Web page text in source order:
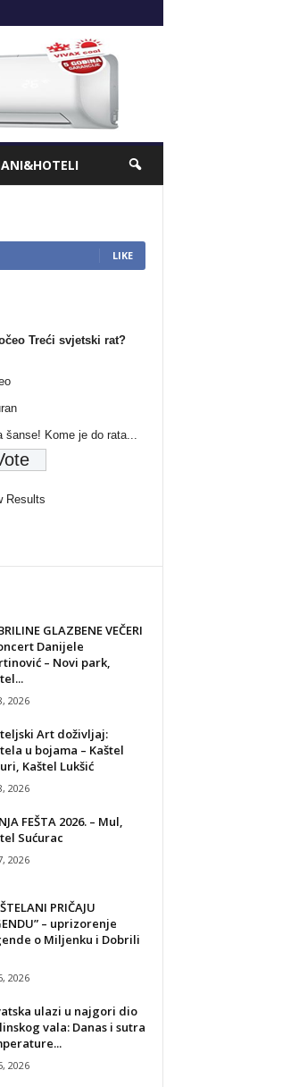
LIKE
Treći svjetski rat?
šanse! Kome je do rata...
Results
GLAZBENE VEČERI
Danijele
– Novi park,
2026
Art doživljaj:
u bojama – Kaštel
Kaštel Lukšić
2026
FEŠTA 2026. – Mul,
Sućurac
2026
PRIČAJU
– uprizorenje
o Miljenku i Dobrili
2026
ulazi u najgori dio
vala: Danas i sutra
2026